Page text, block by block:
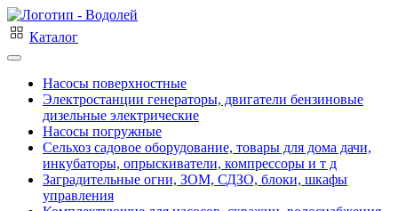
Каталог
Насосы поверхностные
Электростанции генераторы, двигатели бензиновые
дизельные электрические
Насосы погружные
Сельхоз садовое оборудование, товары для дома дачи,
инкубаторы, опрыскиватели, компрессоры и т д
Заградительные огни, ЗОМ, СДЗО, блоки, шкафы
управления